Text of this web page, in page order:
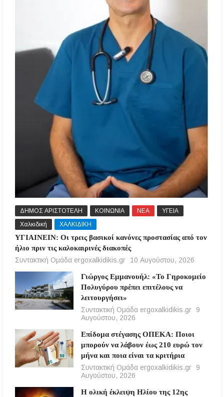
ΔΗΜΟΣ ΑΡΙΣΤΟΤΕΛΗ ΚΟΙΝΩΝΙΑ ΝΕΑ
ΥΓΕΙΑ
Χαλκιδική
ΧΑΛΚΙΔΙΚΗ
ΥΓΙΑΙΝΕΙΝ: Οι τρεις βασικοί κανόνες προστασίας από τον
ήλιο πριν τις καλοκαιρινές διακοπές
Συντακτική Ομάδα ergoxalkidikis.gr
10 Αυγούστου, 2026
Γιώργος Εμμανουήλ: «Το Γηροκομείο
Πολυγύρου πρέπει επιτέλους να
λειτουργήσει»
Συντακτική Ομάδα ergoxalkidikis.gr
9
Αυγούστου, 2026
Επίδομα στέγασης ΟΠΕΚΑ: Ποιοι
μπορούν να λάβουν έως 210 ευρώ τον
μήνα και ποια είναι τα κριτήρια
Συντακτική Ομάδα ergoxalkidikis.gr
9
Αυγούστου, 2026
Η ολική έκλειψη Ηλίου της 12ης